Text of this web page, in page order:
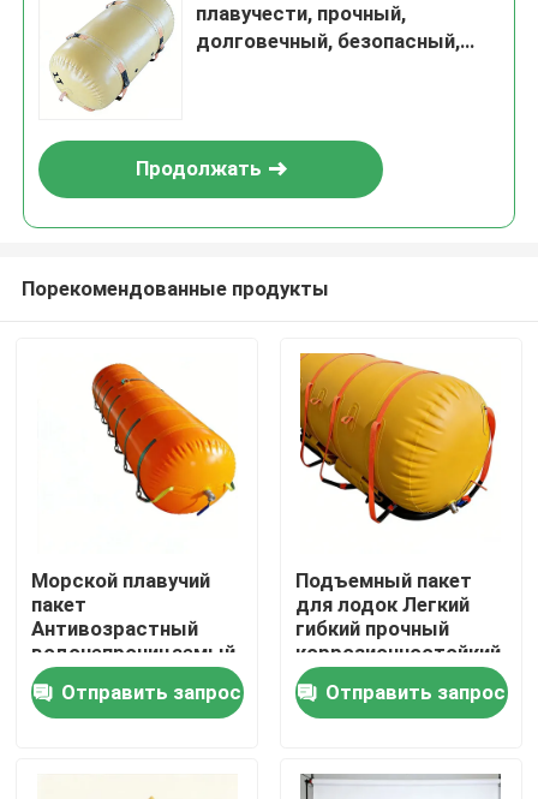
Главная страница
Продукция
плавучести, прочный,
долговечный, безопасный,
Продолжать
Порекомендованные продукты
Морской плавучий
пакет
Антивозрастный
водонепроницаемый
Надежный Сильный
плавучий легкая
эксплуатация
Отправить запрос
Подъемный пакет
для лодок Легкий
гибкий прочный
коррозионностойкий
Долгий срок службы
Отправить запрос